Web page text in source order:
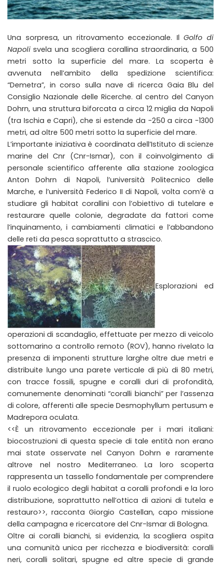
Una sorpresa, un ritrovamento eccezionale. IlGolfo di
Napoli svela una scogliera corallina straordinaria, a 500
metri sotto la superficie del mare. La scoperta è
avvenuta nell’ambito della spedizione scientifica:
“Demetra”, in corso sulla nave di ricerca Gaia Blu del
Consiglio Nazionale delle Ricerche. al centro del Canyon
Dohrn, una struttura biforcata a circa 12 miglia da Napoli
(tra Ischia e Capri), che si estende da -250 a circa -1300
metri, ad oltre 500 metri sotto la superficie del mare.
L’importante iniziativa è coordinata dell’Istituto di scienze
marine del Cnr (Cnr-Ismar), con il coinvolgimento di
personale scientifico afferente alla stazione zoologica
Anton Dohrn di Napoli, l’università Politecnico delle
Marche, e l’università Federico II di Napoli, volta com’è a
studiare gli habitat corallini con l’obiettivo di tutelare e
restaurare quelle colonie, degradate da fattori come
l’inquinamento, i cambiamenti climatici e l’abbandono
delle reti da pesca soprattutto a strascico.
Esplorazioni ed
operazioni di scandaglio, effettuate per mezzo di veicolo
sottomarino a controllo remoto (ROV), hanno rivelato la
presenza di imponenti strutture larghe oltre due metri e
distribuite lungo una parete verticale di più di 80 metri,
con tracce fossili, spugne e coralli duri di profondità,
comunemente denominati “coralli bianchi” per l’assenza
di colore, afferenti alle specie Desmophyllum pertusum e
Madrepora oculata.
<<È un ritrovamento eccezionale per i mari italiani:
biocostruzioni di questa specie di tale entità non erano
mai state osservate nel Canyon Dohrn e raramente
altrove nel nostro Mediterraneo. La loro scoperta
rappresenta un tassello fondamentale per comprendere
il ruolo ecologico degli habitat a coralli profondi e la loro
distribuzione, soprattutto nell’ottica di azioni di tutela e
restauro>>, racconta Giorgio Castellan, capo missione
della campagna e ricercatore del Cnr-Ismar di Bologna.
Oltre ai coralli bianchi, si evidenzia, la scogliera ospita
una comunità unica per ricchezza e biodiversità: coralli
neri, coralli solitari, spugne ed altre specie di grande